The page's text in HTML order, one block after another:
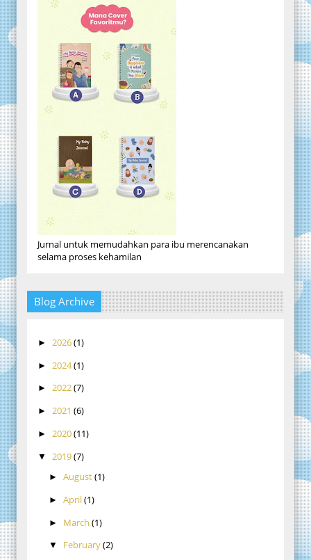
Jurnal untuk memudahkan para ibu merencanakan
selama proses kehamilan
Blog Archive
► 2026(1)
► 2024(1)
► 2022(7)
► 2021 (6)
► 2020(11)
▼ 2019(7)
► August(1)
► April(1)
► March (1)
▼ February(2)